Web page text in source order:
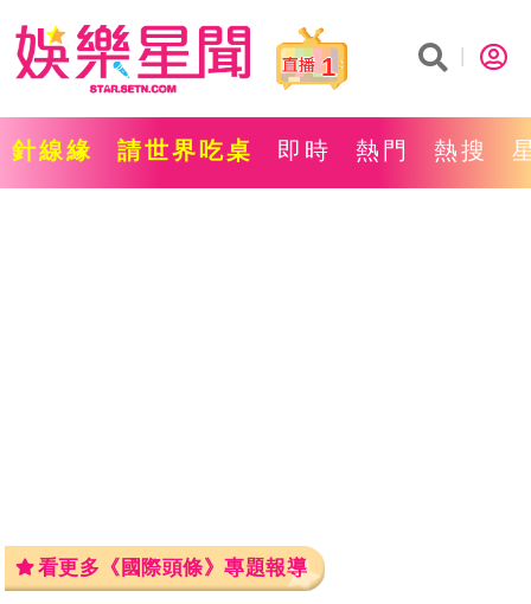
1
針線緣 請世界吃桌 即時 熱門 熱搜
看更多《國際頭條》專題報導